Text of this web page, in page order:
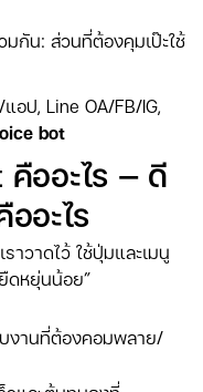
มกัน: ส่วนที่ต้องคุมเป๊ะใช้
อป, Line OA/FB/IG,
bot
คืออะไร — ดี
อะไร
วาดไว้ ใช้ปุ่มและเมนู
ดหยุ่นน้อย”
บงานที่ต้องคอมพลาย/